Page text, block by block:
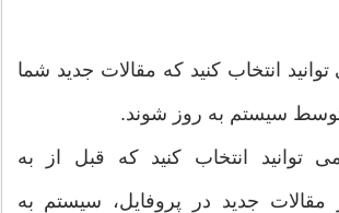
انتخاب کنید که مقالات جدید شما
سیستم به روز شوند.
توانید انتخاب کنید که قبل از به
جدید در پروفایل، سیستم به